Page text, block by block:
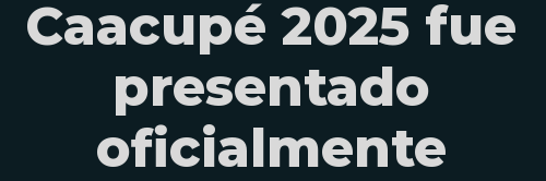
Caacupé 2025 fue
presentado
oficialmente